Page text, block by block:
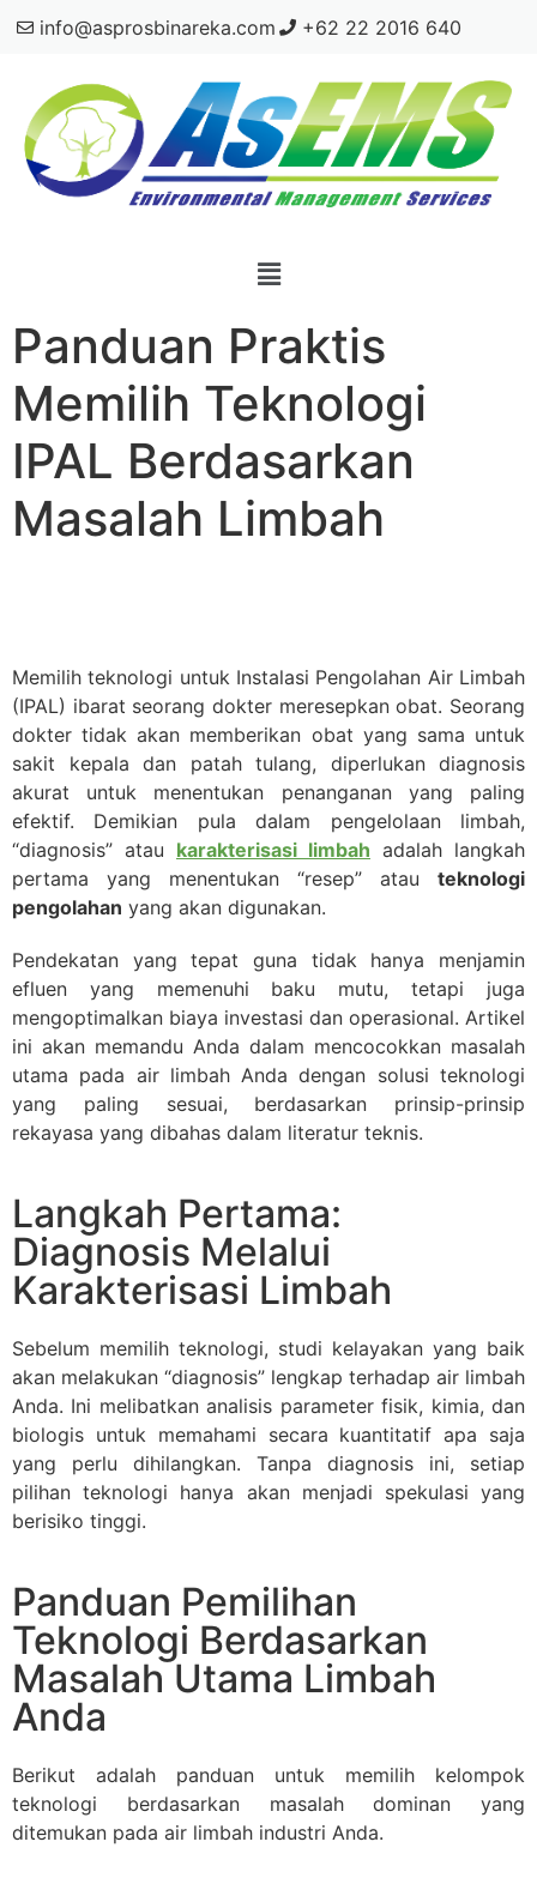
info@asprosbinareka.com +62 22 2016 640
Panduan Praktis
Memilih Teknologi
IPAL Berdasarkan
Masalah Limbah
Memilih teknologi untuk Instalasi Pengolahan Air Limbah
(IPAL) ibarat seorang dokter meresepkan obat. Seorang
dokter tidak akan memberikan obat yang sama untuk
sakit kepala dan patah tulang, diperlukan diagnosis
akurat untuk menentukan penanganan yang paling
efektif. Demikian pula dalam pengelolaan limbah,
“diagnosis” atau karakterisasi limbah adalah langkah
pertama yang menentukan “resep” atau teknologi
pengolahan yang akan digunakan.
Pendekatan yang tepat guna tidak hanya menjamin
efluen yang memenuhi baku mutu, tetapi juga
mengoptimalkan biaya investasi dan operasional. Artikel
ini akan memandu Anda dalam mencocokkan masalah
utama pada air limbah Anda dengan solusi teknologi
yang paling sesuai, berdasarkan prinsip-prinsip
rekayasa yang dibahas dalam literatur teknis.
Langkah Pertama:
Diagnosis Melalui
Karakterisasi Limbah
Sebelum memilih teknologi, studi kelayakan yang baik
akan melakukan “diagnosis” lengkap terhadap air limbah
Anda. Ini melibatkan analisis parameter fisik, kimia, dan
biologis untuk memahami secara kuantitatif apa saja
yang perlu dihilangkan. Tanpa diagnosis ini, setiap
pilihan teknologi hanya akan menjadi spekulasi yang
berisiko tinggi.
Panduan Pemilihan
Teknologi Berdasarkan
Masalah Utama Limbah
Anda
Berikut adalah panduan untuk memilih kelompok
teknologi berdasarkan masalah dominan yang
ditemukan pada air limbah industri Anda.